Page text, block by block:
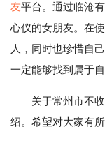
友平台。通过临沧
心仪的女朋友。在
人，同时也珍惜自
一定能够找到属于自
关于常州市不
绍。希望对大家有所